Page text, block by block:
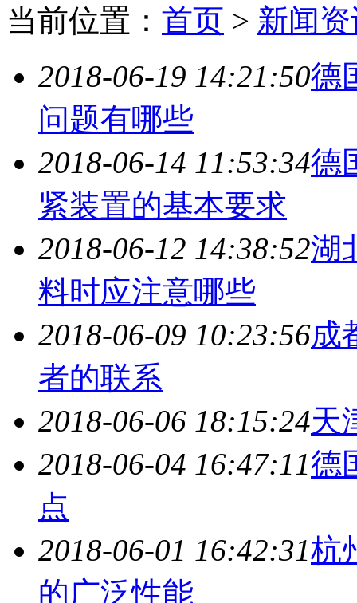
当前位置： 首页 > 新闻
2018-06-19 14:21:50德
问题有哪些
2018-06-14 11:53:34德
紧装置的基本要求
2018-06-12 14:38:52湖
料时应注意哪些
2018-06-09 10:23:56成
者的联系
2018-06-06 18:15:24天
2018-06-04 16:47:11德
点
2018-06-01 16:42:31杭
的广泛性能